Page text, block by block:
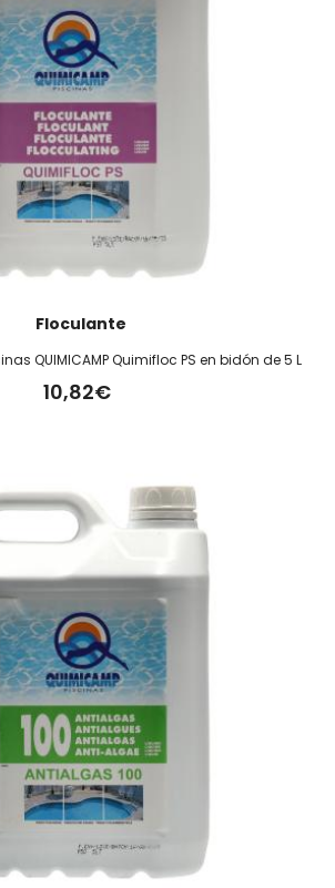
Floculante
QUIMICAMP Quimifloc PS en bidón de 5 L
10,82€